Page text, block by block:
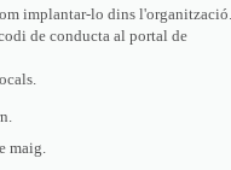
implantar-lo dins l'organització.
de conducta al portal de
maig.